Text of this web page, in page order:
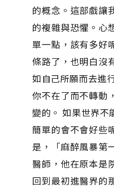
的概念。這部戲讓
的複雜與恐懼。心
單一點，該有多好
條路了，也明白沒
如自己所願而去進
你不在了而不轉動
變的。 如果世界不
簡單的會不會好些
是，「麻醉風暴第
醫師，他在原本是
回到最初進醫界的